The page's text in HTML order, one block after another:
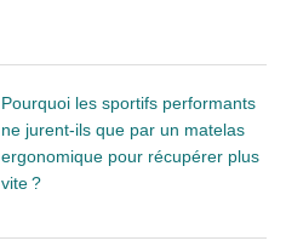
Pourquoi les sportifs performants
ne jurent-ils que par un matelas
ergonomique pour récupérer plus
vite ?